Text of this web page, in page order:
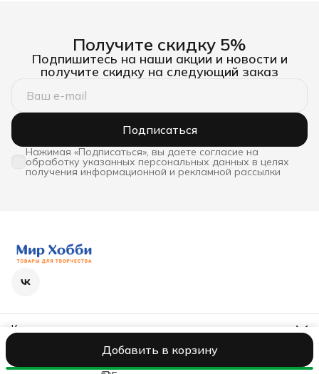
Добавить в корзину
Получите скидку 5%
Подпишитесь на наши акции и новости и
получите скидку на следующий заказ
Подписаться
Нажимая «Подписаться», вы даете согласие на
обработку указанных персональных данных в целях
получения информационной и рекламной рассылки
Контакты
Режим работы
ООО БэстексРеквизитыОфертаПолитика